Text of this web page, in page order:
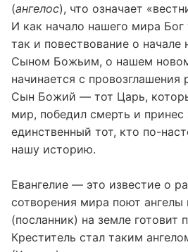
(ангелос), что означает
И как начало нашего мира Бог
так и повествование о начале
Сыном Божьим, о нашем
начинается с провозглашения
Сын Божий — тот Царь,
мир, победил смерть и
единственный тот, кто по-
нашу историю.
Евангелие — это известие о
сотворения мира поют ангелы
(посланник) на земле готовит
Креститель стал таким